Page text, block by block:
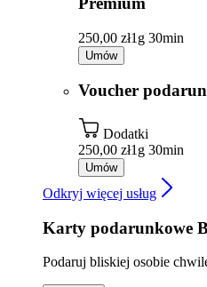
250,00 zł1g 30min
Umów
Voucher
Dodatki
250,00 zł1g 30min
Umów
Odkryj więcej usług
Karty podarunkowe
Podaruj bliskiej osobie